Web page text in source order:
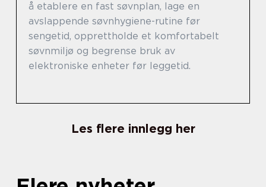
å etablere en fast søvnplan, lage en
avslappende søvnhygiene-rutine før
sengetid, opprettholde et komfortabelt
søvnmiljø og begrense bruk av
elektroniske enheter før leggetid.
Les flere innlegg her